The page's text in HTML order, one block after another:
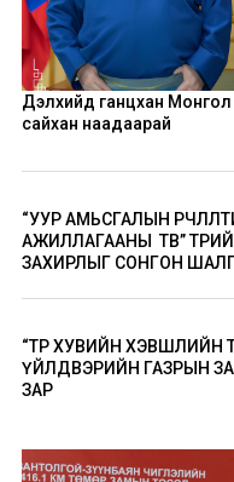
Дэлхийд ганцхан
сайхан наадаарай
“УУР АМЬСГАЛЫН
АЖИЛЛАГААНЫ ТӨВ”
ЗАХИРЛЫГ СОНГОН
“ТӨР ХУВИЙН ХЭВШЛИЙН
ҮЙЛДВЭРИЙН ГАЗРЫН
ЗАР